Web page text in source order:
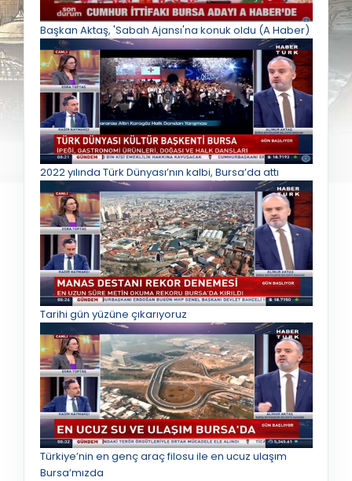
Başkan Aktaş, 'Sabah Ajansı'na konuk oldu (A Haber)
2022 yılında Türk Dünyası’nın kalbi, Bursa’da attı
Tarihi gün yüzüne çıkarıyoruz
Türkiye’nin en genç araç filosu ile en ucuz ulaşım
Bursa’mızda